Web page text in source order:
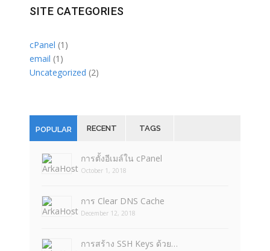
SITE CATEGORIES
cPanel (1)
email (1)
Uncategorized (2)
POPULAR RECENT TAGS
การตั้งอีเมล์ใน cPanel
October 1, 2018
การ Clear DNS Cache
December 12, 2018
การสร้าง SSH Keys ด้วย…